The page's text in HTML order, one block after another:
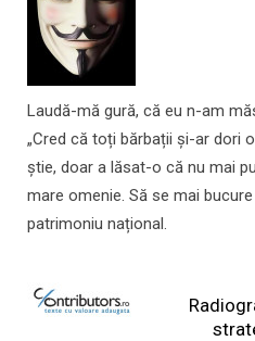
Laudă-mă gură, că eu n-am
„Cred că toți bărbații și-ar dori
știe, doar a lăsat-o că nu mai
mare omenie. Să se mai bucure
patrimoniu național.